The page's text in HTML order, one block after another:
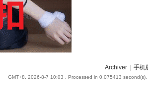
Archiver 手机
GMT+8, 2026-8-7 10:03 , Processed in 0.075413